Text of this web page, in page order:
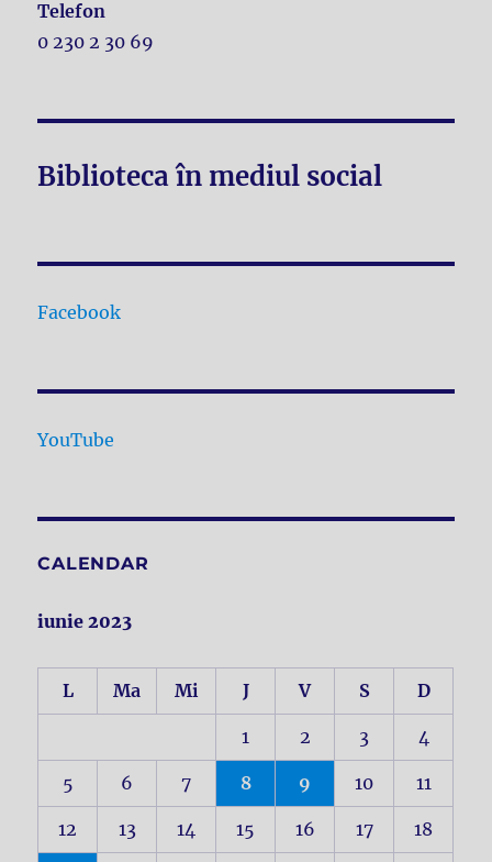
Telefon
0 230 2 30 69
Biblioteca în mediul social
Facebook
YouTube
CALENDAR
iunie 2023
L Ma Mi J V S D
1 2 3 4
5 6 7 8 9 10 11
12 13 14 15 16 17 18